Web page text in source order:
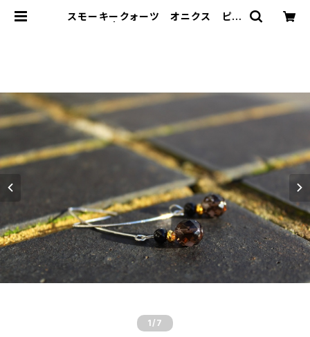
スモーキークォーツ オニクス ピア
1 /7